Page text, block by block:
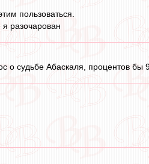
пользоваться.
я разочарован
о судьбе Абаскаля, процентов бы